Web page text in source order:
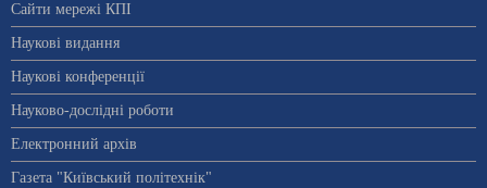
Сайти мережі КПІ
Наукові видання
Наукові конференції
Науково-дослідні роботи
Електронний архів
Газета "Київський політехнік"